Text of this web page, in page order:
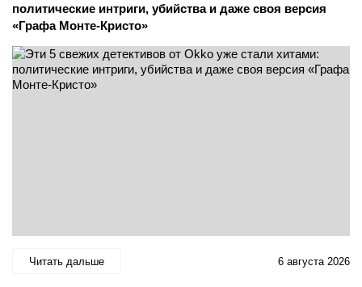
политические интриги, убийства и даже своя версия
«Графа Монте-Кристо»
Читать дальше 6 августа 2026